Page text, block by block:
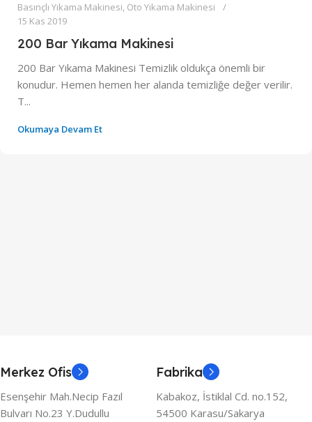
Basınçlı Yıkama Makinesi, Oto Yıkama Makinesi
15 Kas 2019
200 Bar Yıkama Makinesi
200 Bar Yıkama Makinesi Temizlik oldukça önemli bir
konudur. Hemen hemen her alanda temizliğe değer verilir.
T...
Okumaya Devam Et
Merkez Ofis
Esenşehir Mah.Necip Fazıl
Bulvarı No.23 Y.Dudullu
Fabrika
Kabakoz, İstiklal Cd. no.152,
54500 Karasu/Sakarya